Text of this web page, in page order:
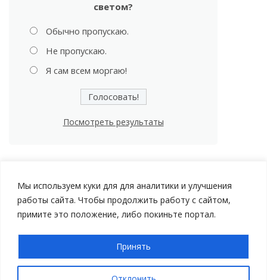
Мы используем куки для для аналитики и улучшения
работы сайта. Чтобы продолжить работу с сайтом,
примите это положение, либо покиньте портал.
Принять
светом?
Обычно пропускаю.
Не пропускаю.
Я сам всем моргаю!
Посмотреть результаты
Авторские права © 2026 Мой Автомобиль |Политика
конфиденциальности